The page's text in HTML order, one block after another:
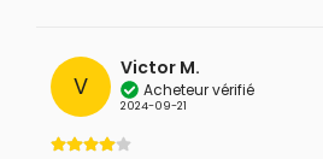
V
Victor M.
Acheteur vérifié
2024-09-21